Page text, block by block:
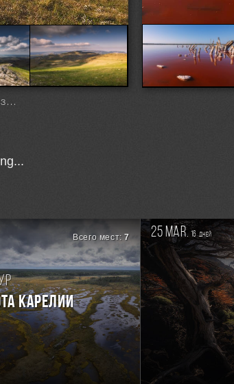
С вершины Чадыр-Дага Эклизи-Бурун
Всего мест:7
КАРЕЛИИ
25 mar. 16дней